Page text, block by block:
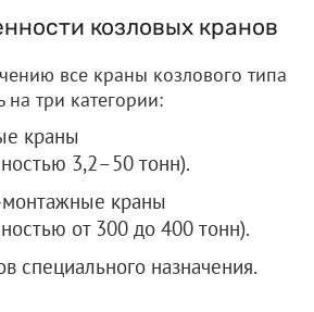
козловых кранов
все краны козлового типа
три категории:
краны
3,2–50 тонн).
монтажные краны
от 300 до 400 тонн).
специального назначения.